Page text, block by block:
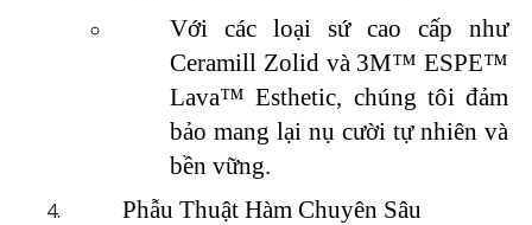
Với các loại sứ cao cấp như
Ceramill Zolid và 3M™ ESPE™
Lava™ Esthetic, chúng tôi đảm
bảo mang lại nụ cười tự nhiên và
bền vững.
Phẫu Thuật Hàm Chuyên Sâu